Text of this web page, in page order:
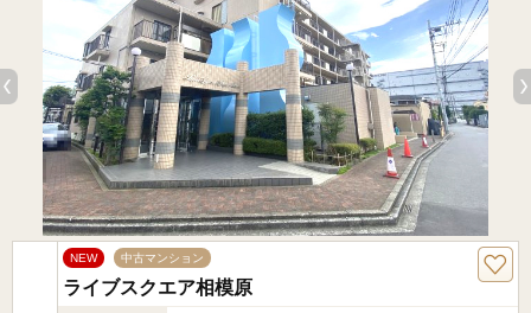
NEW 中古マンション
ライブスクエア相模原